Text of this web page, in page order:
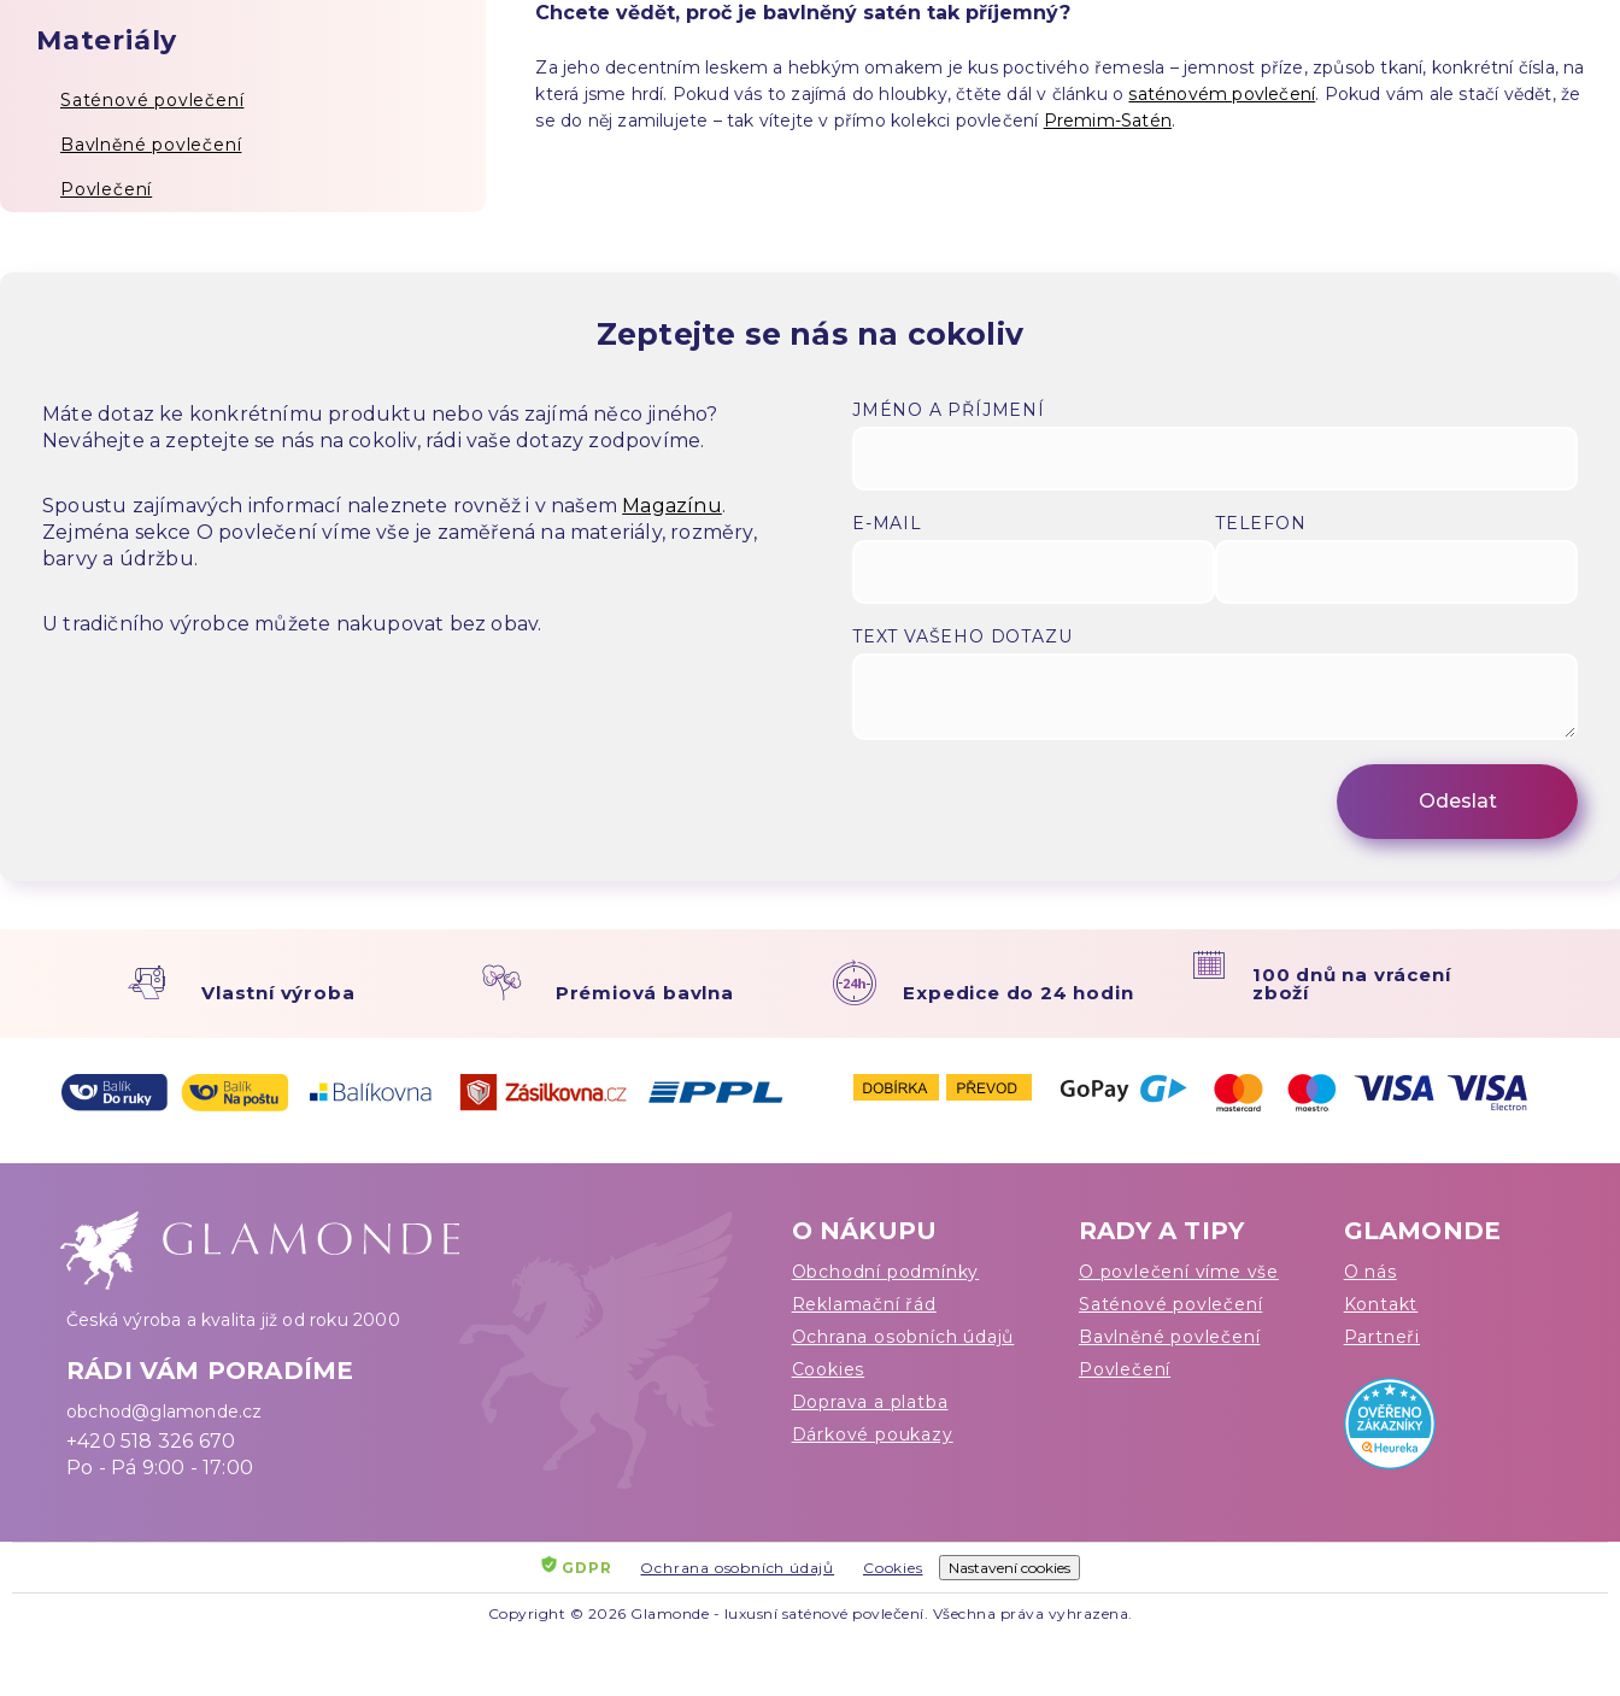
Chcete vědět, proč je bavlněný satén tak příjemný?
Za jeho decentním leskem a hebkým omakem je kus poctivého řemesla – jemnost příze, způsob tkaní, konkrétní čísla, na
která jsme hrdí. Pokud vás to zajímá do hloubky, čtěte dál v článku osaténovém povlečení. Pokud vám ale stačí vědět, že
se do něj zamilujete – tak vítejte v přímo kolekci povlečení Premim-Satén.
Materiály
Saténové povlečení
Bavlněné povlečení
Povlečení
Zeptejte se nás na cokoliv
Máte dotaz ke konkrétnímu produktu nebo vás zajímá něco jiného?
Neváhejte a zeptejte se nás na cokoliv, rádi vaše dotazy zodpovíme.
Spoustu zajímavých informací naleznete rovněž i v našem Magazínu.
Zejména sekce O povlečení víme vše je zaměřená na materiály, rozměry,
barvy a údržbu.
U tradičního výrobce můžete nakupovat bez obav.
JMÉNO A PŘÍJMENÍ
E-MAIL TELEFON
TEXT VAŠEHO DOTAZU
Vlastní výroba Prémiová bavlna Expedice do 24 hodin
100 dnů na vrácení
zboží
Česká výroba a kvalita již od roku 2000
RÁDI VÁM PORADÍME
obchod@glamonde.cz
+420 518 326 670
Po - Pá 9:00 - 17:00
O NÁKUPU
Obchodní podmínky
Reklamační řád
Ochrana osobních údajů
Cookies
Doprava a platba
Dárkové poukazy
RADY A TIPY
O povlečení víme vše
Saténové povlečení
Bavlněné povlečení
Povlečení
GLAMONDE
O nás
Kontakt
Partneři
GDPR Ochrana osobních údajů Cookies Nastavení cookies
Copyright © 2026 Glamonde - luxusní saténové povlečení. Všechna práva vyhrazena.